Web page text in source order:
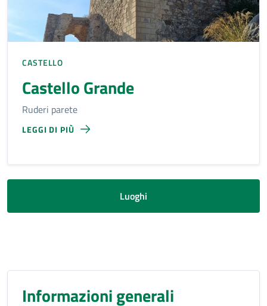
CASTELLO
Castello Grande
Ruderi parete
LEGGI DI PIÙ
Luoghi
Informazioni generali